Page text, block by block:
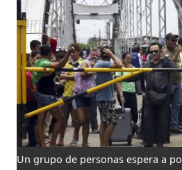
Un grupo de personas espera a